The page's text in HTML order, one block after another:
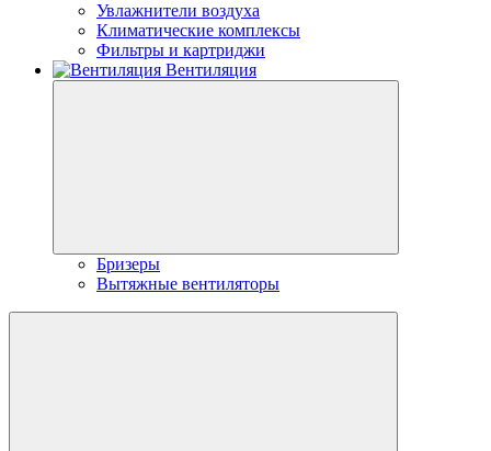
Увлажнители воздуха
Климатические комплексы
Фильтры и картриджи
Вентиляция
Бризеры
Вытяжные вентиляторы